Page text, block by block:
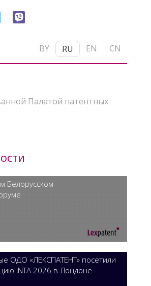
BY RU EN CN
Палатой патентных
Белорусском
ОДО «ЛЕКСПАТЕНТ» посетили
INTA 2026 в Лондоне